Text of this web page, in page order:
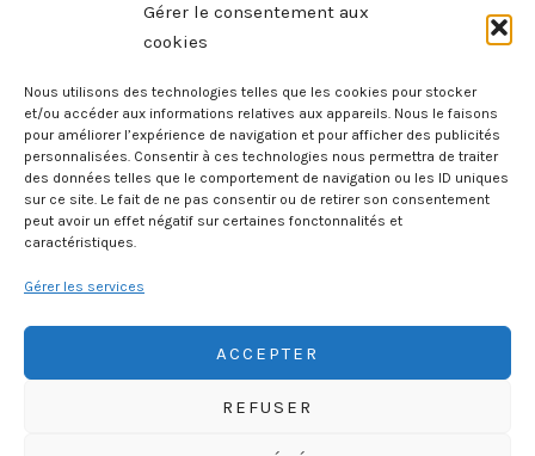
Gérer le consentement aux
cookies
Nous utilisons des technologies telles que les cookies pour stocker
et/ou accéder aux informations relatives aux appareils. Nous le faisons
pour améliorer l’expérience de navigation et pour afficher des publicités
personnalisées. Consentir à ces technologies nous permettra de traiter
des données telles que le comportement de navigation ou les ID uniques
sur ce site. Le fait de ne pas consentir ou de retirer son consentement
peut avoir un effet négatif sur certaines fonctonnalités et
caractéristiques.
Gérer les services
ACCEPTER
REFUSER
Othello
16 mai 2026
HISTOIREGEOBD.COM